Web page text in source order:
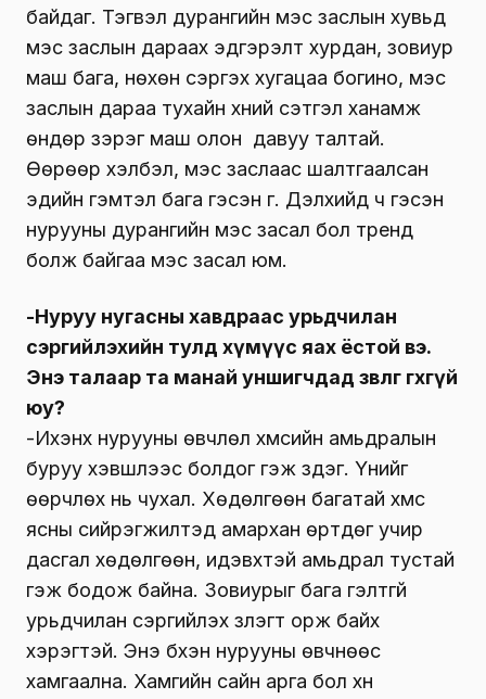
байдаг. Тэгвэл дурангийн мэс заслын хувьд
мэс заслын дараах эдгэрэлт хурдан, зовиур
маш бага, нөхөн сэргэх хугацаа богино, мэс
заслын дараа тухайн хүний сэтгэл ханамж
өндөр зэрэг маш олон давуу талтай.
Өөрөөр хэлбэл, мэс заслаас шалтгаалсан
эдийн гэмтэл бага гэсэн үг. Дэлхийд ч гэсэн
нурууны дурангийн мэс засал бол тренд
болж байгаа мэс засал юм.
-Нуруу нугасны хавдраас урьдчилан
сэргийлэхийн тулд хүмүүс яах ёстой вэ.
Энэ талаар та манай уншигчдад зөвлөгөө өгөхгүй
юу?
-Ихэнх нурууны өвчлөл хүмүүсийн амьдралын
буруу хэвшлээс болдог гэж үздэг. Үүнийг
өөрчлөх нь чухал. Хөдөлгөөн багатай хүмүүс
ясны сийрэгжилтэд амархан өртдөг учир
дасгал хөдөлгөөн, идэвхтэй амьдрал тустай
гэж бодож байна. Зовиурыг бага гэлтгүй
урьдчилан сэргийлэх үзлэгт орж байх
хэрэгтэй. Энэ бүхэн нурууны өвчнөөс
хамгаална. Хамгийн сайн арга бол хүн